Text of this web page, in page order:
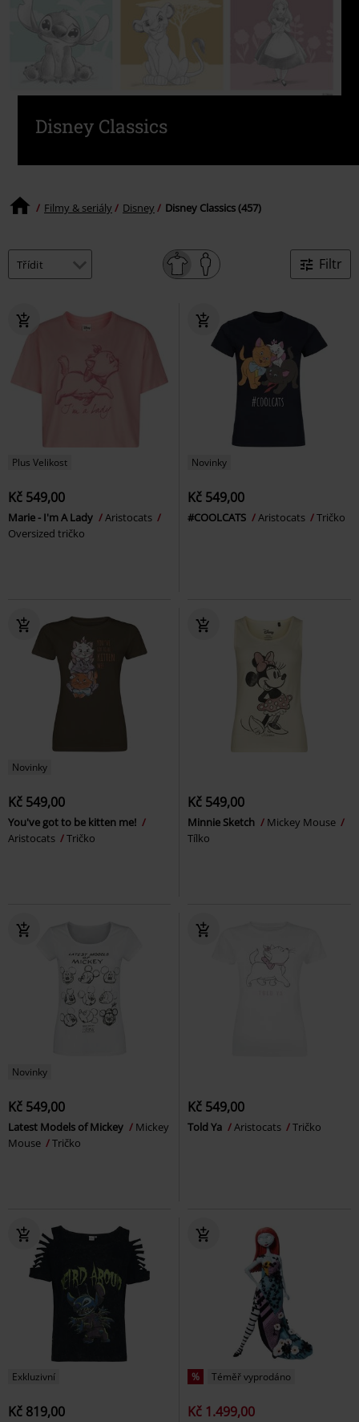
Disney Classics
Filmy & seriály Disney Disney Classics (457)
Filtr
Plus Velikost
Kč 549,00
Marie - I'm A Lady
Aristocats
Oversized tričko
Novinky
Kč 549,00
#COOLCATS Aristocats Tričko
Novinky
Kč 549,00
You've got to be kitten me!
Aristocats
Tričko
Kč 549,00
Minnie Sketch
Mickey Mouse
Tílko
Novinky
Kč 549,00
Latest Models of Mickey
Mickey
Mouse
Tričko
Kč 549,00
Told Ya Aristocats Tričko
Exkluzivní
Kč 819,00
% Téměř vyprodáno
Kč 1.499,00